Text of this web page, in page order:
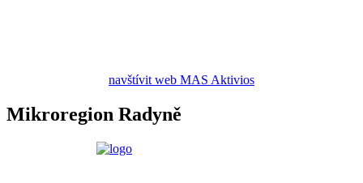
navštívit web MAS Aktivios
Mikroregion Radyně